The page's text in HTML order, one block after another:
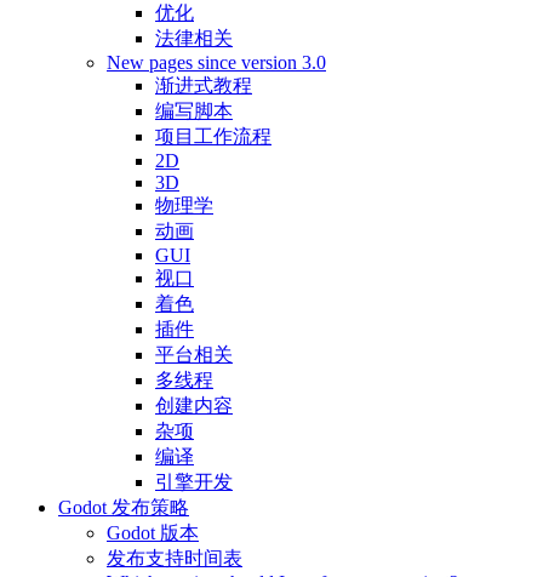
优化
法律相关
New pages since version 3.0
渐进式教程
编写脚本
项目工作流程
2D
3D
物理学
动画
GUI
视口
着色
插件
平台相关
多线程
创建内容
杂项
编译
引擎开发
Godot 发布策略
Godot 版本
发布支持时间表